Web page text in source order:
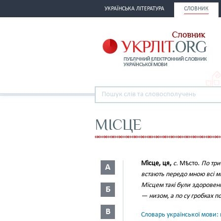
УКРАЇНСЬКА ЛІТЕРАТУРА СЛОВНИК
МІСЦЕ
А
Б
В
Мі́сце, ця, с. Мѣсто. По
встають передо мною всі
Місцем такі були
— низом, а по су гробках
Словарь української